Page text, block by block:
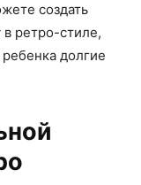
создать
ретро-стиле,
долгие